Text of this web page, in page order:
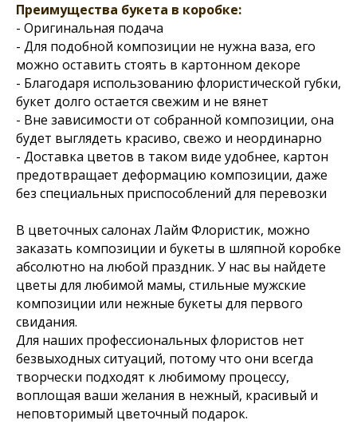
Преимущества букета в коробке:
- Оригинальная подача
- Для подобной композиции не нужна ваза, его
можно оставить стоять в картонном декоре
- Благодаря использованию флористической губки,
букет долго остается свежим и не вянет
- Вне зависимости от собранной композиции, она
будет выглядеть красиво, свежо и неординарно
- Доставка цветов в таком виде удобнее, картон
предотвращает деформацию композиции, даже
без специальных приспособлений для перевозки
В цветочных салонах Лайм Флористик, можно
заказать композиции и букеты в шляпной коробке
абсолютно на любой праздник. У нас вы найдете
цветы для любимой мамы, стильные мужские
композиции или нежные букеты для первого
свидания.
Для наших профессиональных флористов нет
безвыходных ситуаций, потому что они всегда
творчески подходят к любимому процессу,
воплощая ваши желания в нежный, красивый и
неповторимый цветочный подарок.